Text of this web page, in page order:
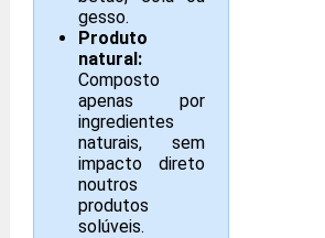
gesso.
Produto
natural:
Composto
apenas por
ingredientes
naturais, sem
impacto direto
noutros
produtos
solúveis.